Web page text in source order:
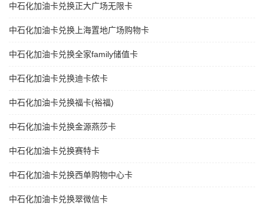
中石化加油卡兑换正大广场无限卡
中石化加油卡兑换上海置地广场购物卡
中石化加油卡兑换全家family储值卡
中石化加油卡兑换迪卡侬卡
中石化加油卡兑换福卡(裕福)
中石化加油卡兑换金源燕莎卡
中石化加油卡兑换赛特卡
中石化加油卡兑换西单购物中心卡
中石化加油卡兑换翠微信卡